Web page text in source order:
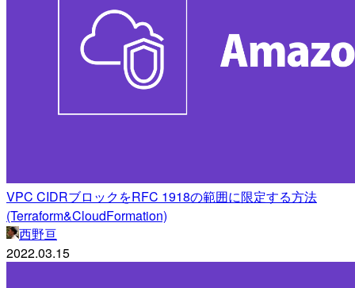
VPC CIDRブロックをRFC 1918の範囲に限定する方法
(Terraform&CloudFormation)
西野亘
2022.03.15